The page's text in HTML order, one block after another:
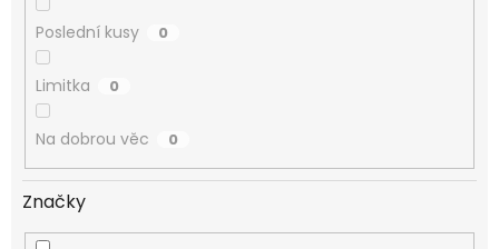
Poslední kusy 0
Limitka 0
Na dobrou věc 0
Značky